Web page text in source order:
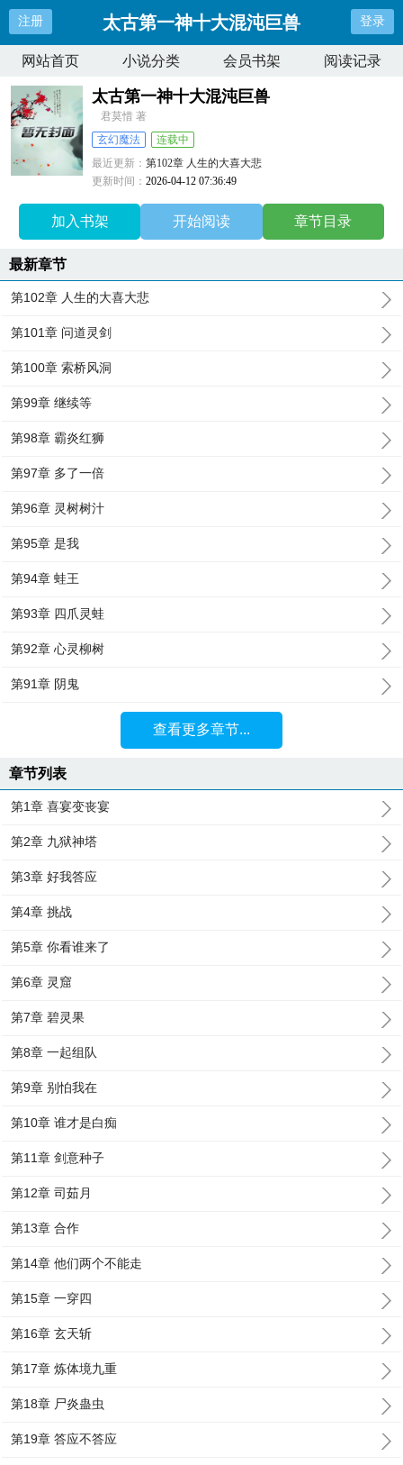
注册 太古第一神十大混沌巨兽 登录
网站首页 小说分类 会员书架 阅读记录
太古第一神十大混沌巨兽
君莫惜 著
玄幻魔法
连载中
最近更新：第102章 人生的大喜大悲
更新时间：2026-04-12 07:36:49
加入书架 开始阅读 章节目录
最新章节
第102章 人生的大喜大悲
第101章 问道灵剑
第100章 索桥风洞
第99章 继续等
第98章 霸炎红狮
第97章 多了一倍
第96章 灵树树汁
第95章 是我
第94章 蛙王
第93章 四爪灵蛙
第92章 心灵柳树
第91章 阴鬼
查看更多章节...
章节列表
第1章 喜宴变丧宴
第2章 九狱神塔
第3章 好我答应
第4章 挑战
第5章 你看谁来了
第6章 灵窟
第7章 碧灵果
第8章 一起组队
第9章 别怕我在
第10章 谁才是白痴
第11章 剑意种子
第12章 司茹月
第13章 合作
第14章 他们两个不能走
第15章 一穿四
第16章 玄天斩
第17章 炼体境九重
第18章 尸炎蛊虫
第19章 答应不答应